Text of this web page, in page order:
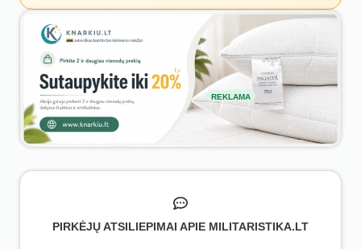
REKLAMA
PIRKĖJŲ ATSILIEPIMAI APIE MILITARISTIKA.LT